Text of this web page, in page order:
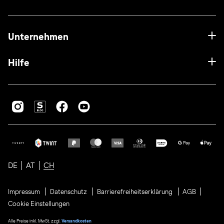
Unternehmen
Hilfe
DE AT CH
Impressum Datenschutz Barrierefreiheitserklärung
AGB
Cookie Einstellungen
Alle Preise inkl. MwSt. zzgl. Versandkosten